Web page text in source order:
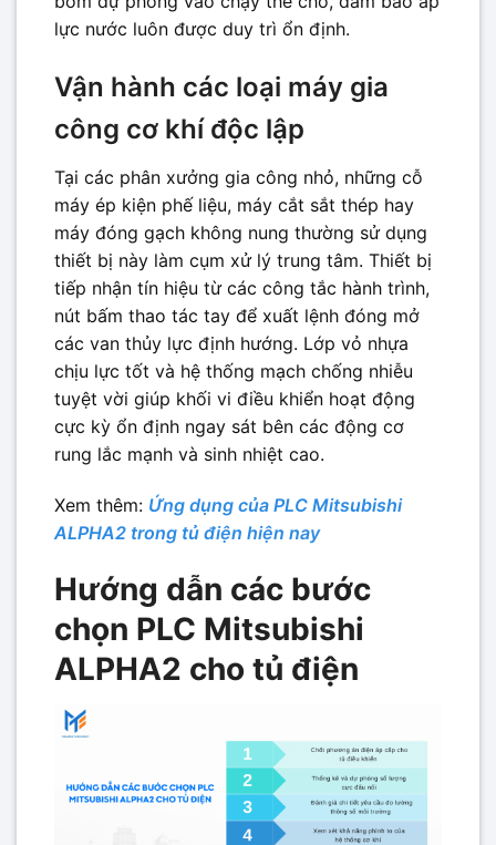
lực nước luôn được duy trì ổn định.
Vận hành các loại máy gia
công cơ khí độc lập
Tại các phân xưởng gia công nhỏ, những cỗ
máy ép kiện phế liệu, máy cắt sắt thép hay
máy đóng gạch không nung thường sử dụng
thiết bị này làm cụm xử lý trung tâm. Thiết bị
tiếp nhận tín hiệu từ các công tắc hành trình,
nút bấm thao tác tay để xuất lệnh đóng mở
các van thủy lực định hướng. Lớp vỏ nhựa
chịu lực tốt và hệ thống mạch chống nhiễu
tuyệt vời giúp khối vi điều khiển hoạt động
cực kỳ ổn định ngay sát bên các động cơ
rung lắc mạnh và sinh nhiệt cao.
Xem thêm: Ứng dụng của PLC Mitsubishi
ALPHA2 trong tủ điện hiện nay
Hướng dẫn các bước
chọn PLC Mitsubishi
ALPHA2 cho tủ điện